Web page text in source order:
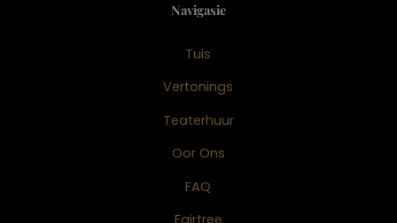
Navigasie
Tuis
Vertonings
Teaterhuur
Oor Ons
FAQ